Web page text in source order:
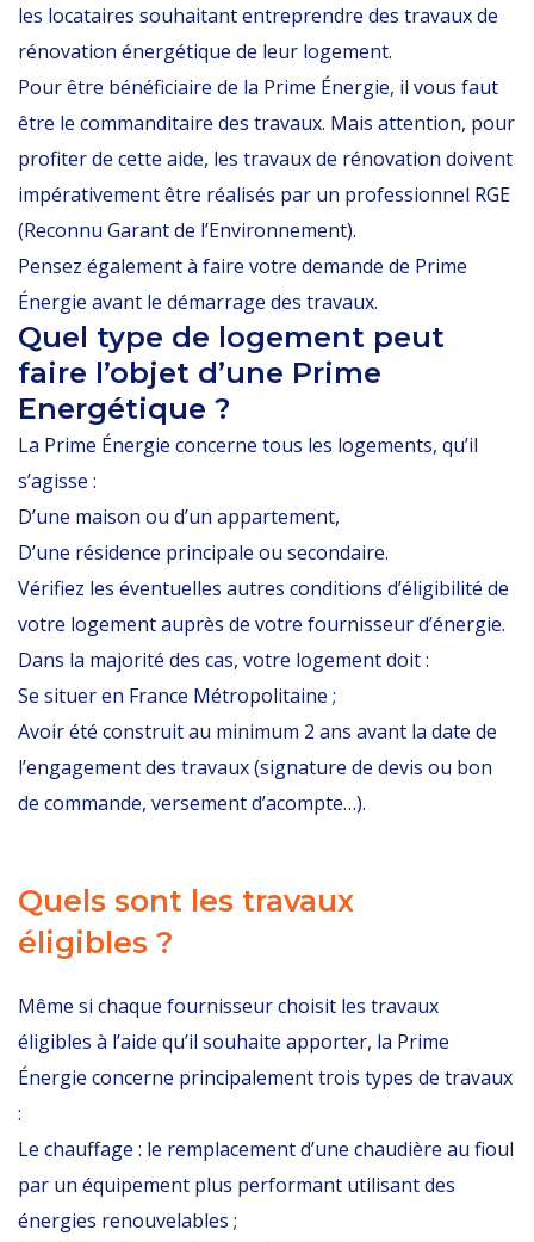
les locataires souhaitant entreprendre des travaux de
rénovation énergétique de leur logement.
Pour être bénéficiaire de la Prime Énergie, il vous faut
être le commanditaire des travaux. Mais attention, pour
profiter de cette aide, les travaux de rénovation doivent
impérativement être réalisés par un professionnel RGE
(Reconnu Garant de l’Environnement).
Pensez également à faire votre demande de Prime
Énergie avant le démarrage des travaux.
Quel type de logement peut
faire l’objet d’une Prime
Energétique ?
La Prime Énergie concerne tous les logements, qu’il
s’agisse :
D’une maison ou d’un appartement,
D’une résidence principale ou secondaire.
Vérifiez les éventuelles autres conditions d’éligibilité de
votre logement auprès de votre fournisseur d’énergie.
Dans la majorité des cas, votre logement doit :
Se situer en France Métropolitaine ;
Avoir été construit au minimum 2 ans avant la date de
l’engagement des travaux (signature de devis ou bon
de commande, versement d’acompte…).
Quels sont les travaux
éligibles ?
Même si chaque fournisseur choisit les travaux
éligibles à l’aide qu’il souhaite apporter, la Prime
Énergie concerne principalement trois types de travaux
:
Le chauffage : le remplacement d’une chaudière au fioul
par un équipement plus performant utilisant des
énergies renouvelables ;